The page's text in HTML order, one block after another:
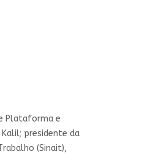
Plataforma e
presidente da
(Sinait),